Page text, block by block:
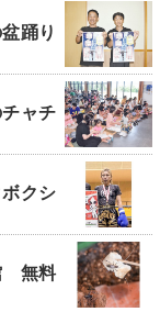
踊り
ャチ
クシ
無料